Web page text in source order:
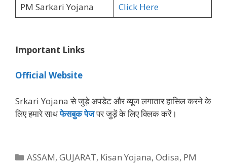
PM Sarkari Yojana Click Here
Important Links
Official Website
Srkari Yojana से जुड़े अपडेट और व्‍यूज लगातार हासिल करने के
लिए हमारे साथफेसबुक पेजपर जुड़ें के ल‍िए क्‍ल‍िक करें।
Categories
ASSAM,GUJARAT, Kisan Yojana,Odisa, PM